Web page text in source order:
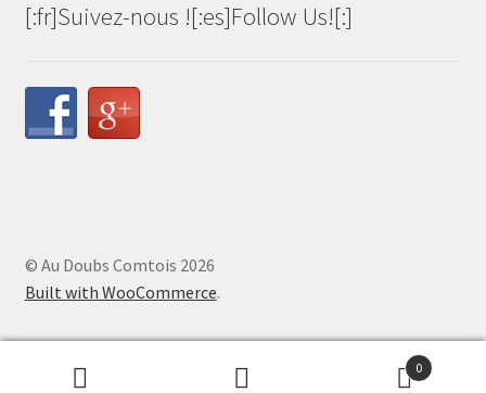
[:fr]Suivez-nous ![:es]Follow Us![:]
© Au Doubs Comtois 2026
Built with WooCommerce.
0